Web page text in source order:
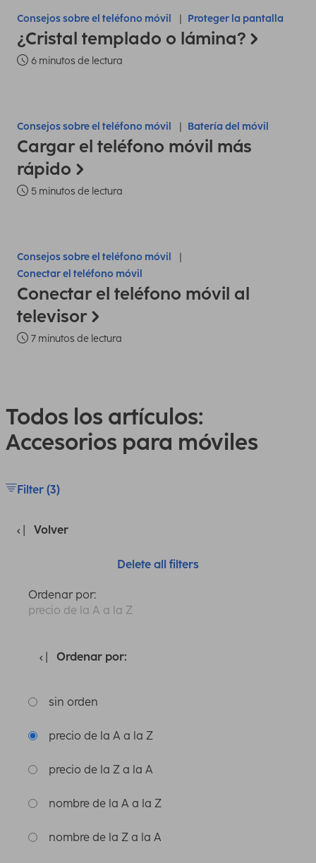
Consejos sobre el teléfono móvil Proteger la pantalla
¿Cristal templado o lámina?
6 minutos de lectura
Consejos sobre el teléfono móvil Batería del móvil
Cargar el teléfono móvil más
rápido
5 minutos de lectura
Consejos sobre el teléfono móvil
Conectar el teléfono móvil
Conectar el teléfono móvil al
televisor
7 minutos de lectura
Todos los artículos:
Accesorios para móviles
Filter (3)
Volver
Delete all filters
Ordenar por:
precio de la A a la Z
Ordenar por:
sin orden
precio de la A a la Z
precio de la Z a la A
nombre de la A a la Z
nombre de la Z a la A